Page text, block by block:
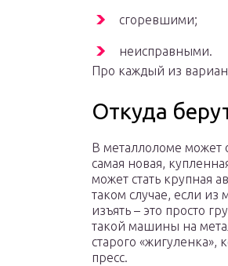
сгоревшими;
неисправными.
Про каждый из
Откуда
В металлоломе может
самая новая,
может стать крупная
таком случае, если
изъять – это просто
такой машины на
старого «жигуленка»,
пресс.